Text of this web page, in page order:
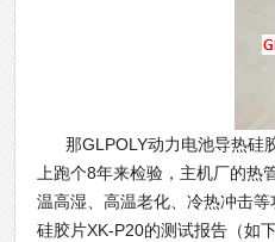
那GLPOLY动力电池导热硅
上跑个8年来检验，主机厂的
温高湿、高温老化、冷热冲击
硅胶片XK-P20的测试报告（如